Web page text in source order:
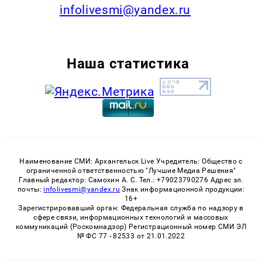
infolivesmi@yandex.ru
Наша статистика
Наименование СМИ: Архангельск Live Учредитель: Общество с
ограниченной ответственностью "Лучшие Медиа Решения"
Главный редактор: Самохин А. С. Тел.: +79023790276 Адрес эл.
почты: infolivesmi@yandex.ru Знак информационной продукции:
16+
Зарегистрировавший орган: Федеральная служба по надзору в
сфере связи, информационных технологий и массовых
коммуникаций (Роскомнадзор) Регистрационный номер СМИ ЭЛ
№ ФС 77 - 82533 от 21.01.2022